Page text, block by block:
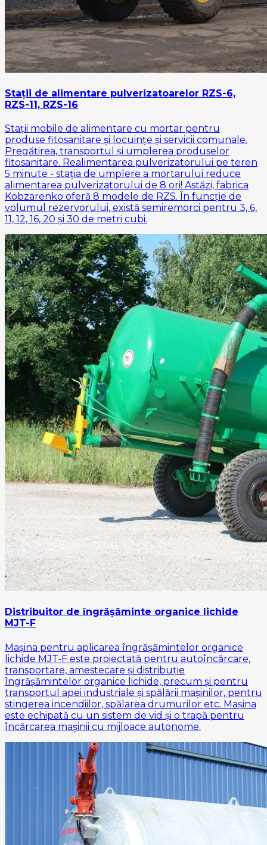
Stații de alimentare pulverizatoarelor RZS-6,
RZS-11, RZS-16
Stații mobile de alimentare cu mortar pentru
produse fitosanitare și locuințe și servicii comunale.
Pregătirea, transportul și umplerea produselor
fitosanitare. Realimentarea pulverizatorului pe teren
5 minute - stația de umplere a mortarului reduce
alimentarea pulverizatorului de 8 ori! Astăzi, fabrica
Kobzarenko oferă 8 modele de RZS. În funcție de
volumul rezervorului, există semiremorci pentru 3, 6,
11, 12, 16, 20 și 30 de metri cubi.
Distribuitor de îngrășăminte organice lichide
MJT-F
Mașina pentru aplicarea îngrășămintelor organice
lichide MJT-F este proiectată pentru autoîncărcare,
transportare, amestecare și distribuție
îngrășămintelor organice lichide, precum și pentru
transportul apei industriale și spălării mașinilor, pentru
stingerea incendiilor, spălarea drumurilor etc. Mașina
este echipată cu un sistem de vid și o trapă pentru
încărcarea mașinii cu mijloace autonome.